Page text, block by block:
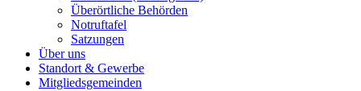
Überörtliche Behörden
Notruftafel
Satzungen
Über uns
Standort & Gewerbe
Mitgliedsgemeinden